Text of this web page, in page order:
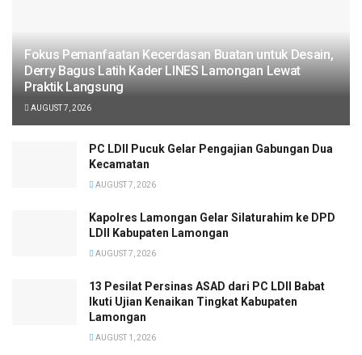
Fokus Pemanfaatan Kecerdasan Buatan untuk Desain,
Derry Bagus Latih Kader LINES Lamongan Lewat
Praktik Langsung
AUGUST 7, 2026
PC LDII Pucuk Gelar Pengajian Gabungan Dua
Kecamatan
AUGUST 7, 2026
Kapolres Lamongan Gelar Silaturahim ke DPD
LDII Kabupaten Lamongan
AUGUST 7, 2026
13 Pesilat Persinas ASAD dari PC LDII Babat
Ikuti Ujian Kenaikan Tingkat Kabupaten
Lamongan
AUGUST 1, 2026